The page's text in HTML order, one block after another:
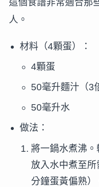
這個食譜非常適合那
人。
材料（4顆蛋）：
4顆蛋
50毫升麵汁（3
50毫升水
做法：
將一鍋水煮沸。
放入水中煮至
分鐘蛋黃偏熟）